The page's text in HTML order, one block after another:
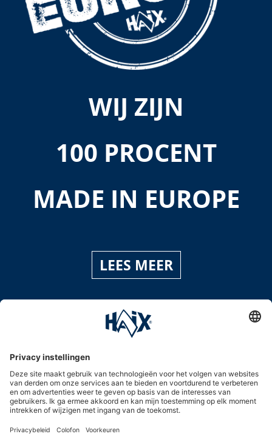
WIJ ZIJN
100 PROCENT
MADE IN EUROPE
LEES MEER
International
HAIX Group
Shop Service